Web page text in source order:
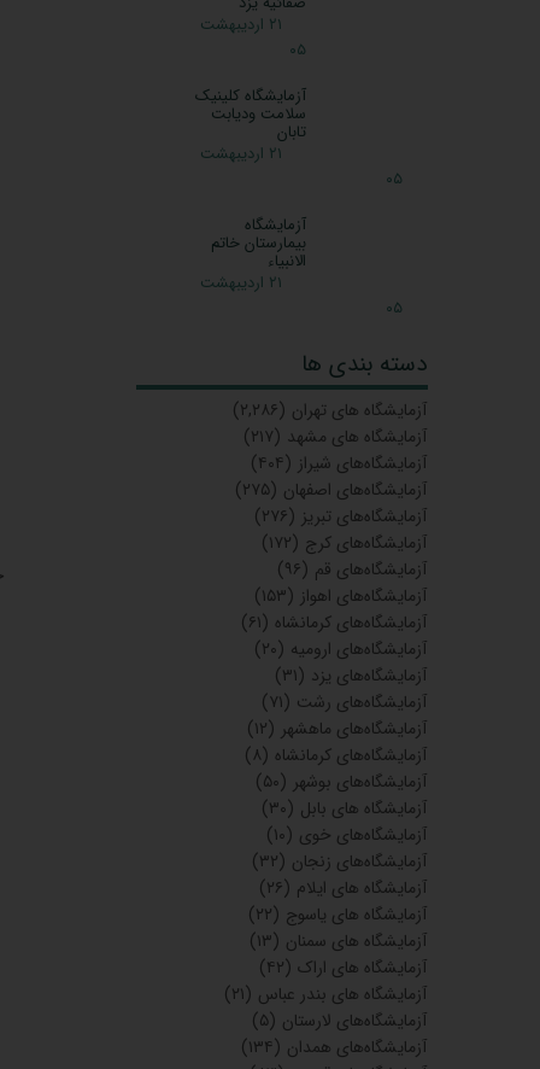
دریافت جواب آزمایش از آزمایشگاه چهارصد
آزمایشگاه های ماهشهر گرفتن جواب اینترنتی
دریافت جواب آزمایش از آزمایشگاه چهارصد
دریافت جواب آزمایش از آزمایشگاه چهارصد واحد بندر ماهشهر
مراجعه حضوری به آزمایشگاه ارائه برگه پذیرش آزمایشگاه
دریافت جواب آزمایش مراجعه به پزشک درمانگاه برای تفسیر
آزمایش و دانستن وضعیت سلامتی و یا مراجعه به سامانه دکتر
لاندا همچنین می‌توانید، برای خواندن و تفسیر آنلاین جواب
آزمایش خود، آن‌ها را به راحتی دردکتر لاندا ارسال کنید و
بصورت اورژانسی، ایمن و بصرفه، تفسیر آزمایش خود و
راهنمایی‌های …
ادامه مطلب
نوشته های اخیر
آزمایشگاه رازی
سمنان
۲۸ خرداد ۰۵